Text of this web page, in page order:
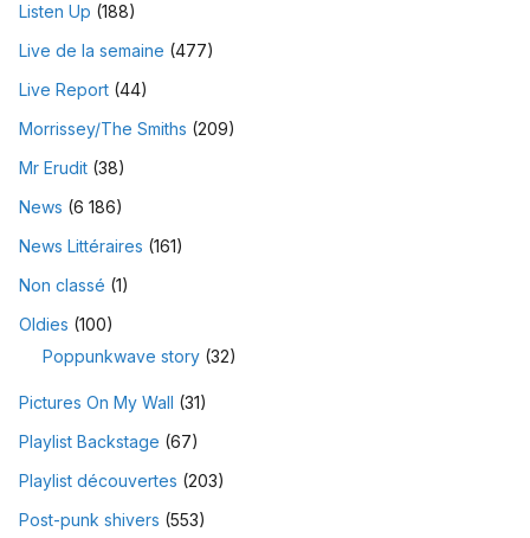
Listen Up (188)
Live de la semaine (477)
Live Report (44)
Morrissey/The Smiths (209)
Mr Erudit (38)
News (6 186)
News Littéraires (161)
Non classé (1)
Oldies (100)
Poppunkwave story (32)
Pictures On My Wall (31)
Playlist Backstage (67)
Playlist découvertes (203)
Post-punk shivers (553)